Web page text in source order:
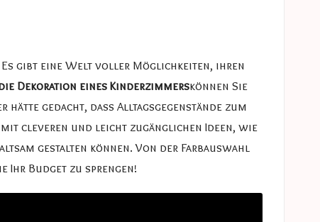
Es gibt eine Welt voller Möglichkeiten, ihren
Dekoration eines Kinderzimmerskönnen Sie
gedacht, dass Alltagsgegenstände zum
cleveren und leicht zugänglichen Ideen, wie
gestalten können. Von der Farbauswahl
Ihr Budget zu sprengen!